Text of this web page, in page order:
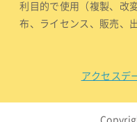
利目的で使用（複製、改
布、ライセンス、販売、
アクセスデ